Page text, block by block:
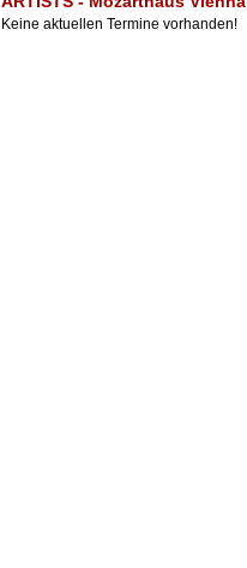
Keine aktuellen Termine vorhanden!